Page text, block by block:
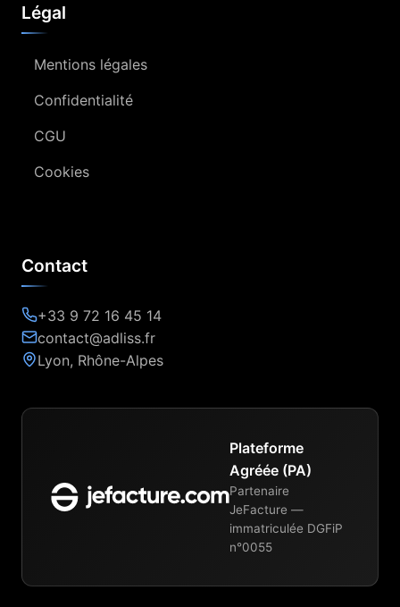
Légal
Mentions légales
Confidentialité
CGU
Cookies
Contact
+33 9 72 16 45 14
contact@adliss.fr
Lyon, Rhône-Alpes
Plateforme
Agréée (PA)
Partenaire
JeFacture —
immatriculée DGFiP
n°0055